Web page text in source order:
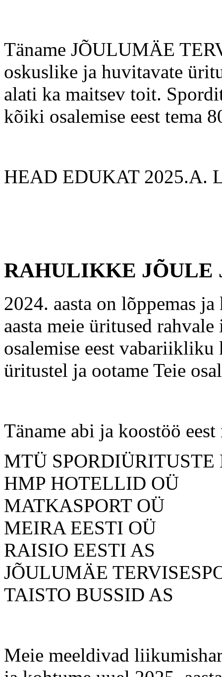
Täname JÕULUMÄE
oskuslike ja huvitavate
alati ka maitsev toit.
kõiki osalemise eest tema
HEAD EDUKAT 2025.A.
RAHULIKKE JÕULE
2024. aasta on lõppemas
aasta meie üritused
osalemise eest
üritustel ja ootame Teie
Täname abi ja koostöö
MTÜ
HMP HOTELLID OÜ
MATKASPORT OÜ
MEIRA EESTI OÜ
RAISIO EESTI AS
JÕULUMÄE
TAISTO BUSSID AS
Meie meeldivad